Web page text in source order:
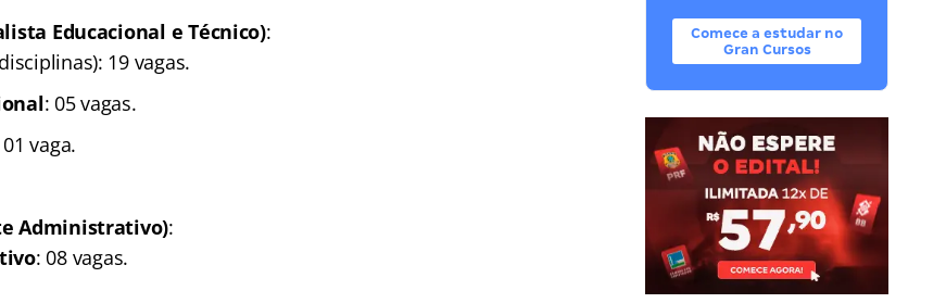
Educacional e Técnico):
19 vagas.
: 05 vagas.
vaga.
Administrativo):
: 08 vagas.
Comece a estudar no
Gran Cursos